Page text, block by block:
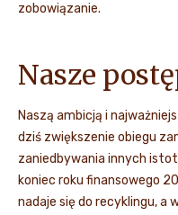
zobowiązanie.
Nasze
Naszą ambicją i
dziś zwiększenie obiegu
zaniedbywania innych
koniec roku finansowego
nadaje się do recyklingu, a